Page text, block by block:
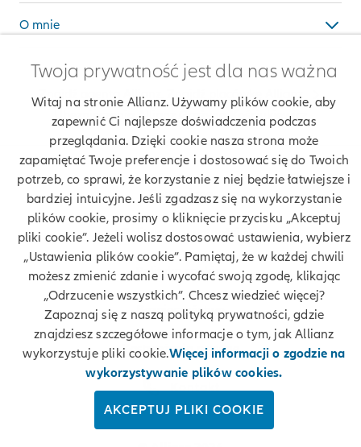
O mnie
Twoje dane
Polityka prywatności
Polityka cookies
Bezpieczeństwo
Zastrzeżenia prawne
Kontakt
Znajdź agenta Allianz. Znajdź placówkę Allianz
Ubezpieczenia Allianz Grażyna Kościukiewicz
Twoja prywatność jest dla nas ważna
Witaj na stronie Allianz. Używamy plików cookie, aby
zapewnić Ci najlepsze doświadczenia podczas
przeglądania. Dzięki cookie nasza strona może
zapamiętać Twoje preferencje i dostosować się do Twoich
potrzeb, co sprawi, że korzystanie z niej będzie łatwiejsze i
bardziej intuicyjne. Jeśli zgadzasz się na wykorzystanie
plików cookie, prosimy o kliknięcie przycisku „Akceptuj
pliki cookie”. Jeżeli wolisz dostosować ustawienia, wybierz
„Ustawienia plików cookie”. Pamiętaj, że w każdej chwili
możesz zmienić zdanie i wycofać swoją zgodę, klikając
„Odrzucenie wszystkich”. Chcesz wiedzieć więcej?
Zapoznaj się z naszą polityką prywatności, gdzie
znajdziesz szczegółowe informacje o tym, jak Allianz
wykorzystuje pliki cookie.Więcej informacji o zgodzie na
wykorzystywanie plików cookies.
AKCEPTUJ PLIKI COOKIE